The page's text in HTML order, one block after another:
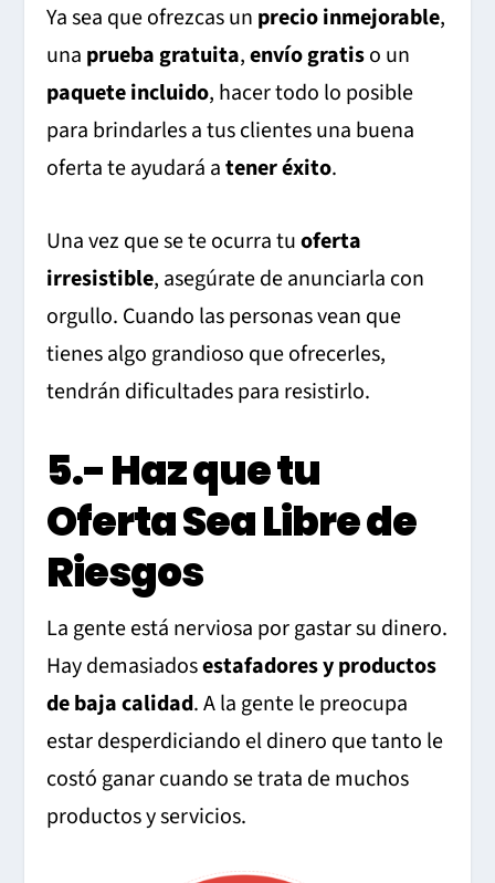
Ya sea que ofrezcas un precio inmejorable,
una prueba gratuita,envío gratiso un
paquete incluido, hacer todo lo posible
para brindarles a tus clientes una buena
oferta te ayudará atener éxito.
Una vez que se te ocurra tuoferta
irresistible, asegúrate de anunciarla con
orgullo. Cuando las personas vean que
tienes algo grandioso que ofrecerles,
tendrán dificultades para resistirlo.
5.- Haz que tu
Oferta Sea Libre de
Riesgos
La gente está nerviosa por gastar su dinero.
Hay demasiadosestafadores y productos
de baja calidad. A la gente le preocupa
estar desperdiciando el dinero que tanto le
costó ganar cuando se trata de muchos
productos y servicios.